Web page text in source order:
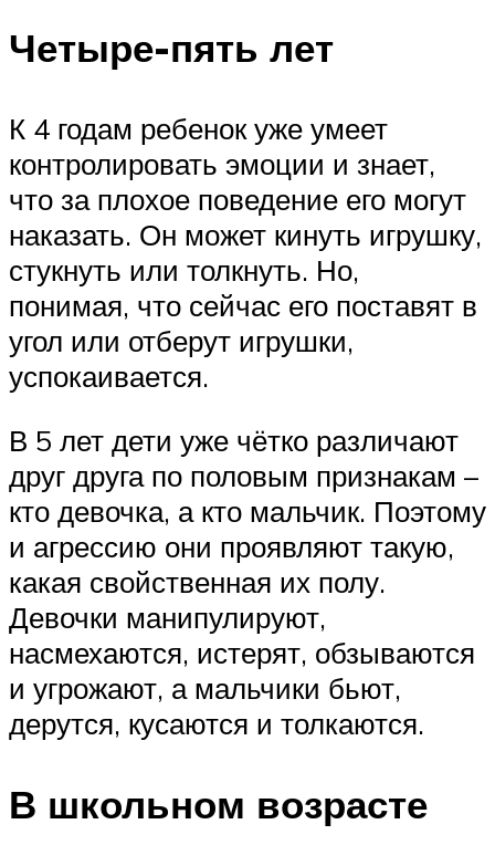
Четыре-пять лет
К 4 годам ребенок уже умеет
контролировать эмоции и знает,
что за плохое поведение его могут
наказать. Он может кинуть игрушку,
стукнуть или толкнуть. Но,
понимая, что сейчас его поставят в
угол или отберут игрушки,
успокаивается.
В 5 лет дети уже чётко различают
друг друга по половым признакам –
кто девочка, а кто мальчик. Поэтому
и агрессию они проявляют такую,
какая свойственная их полу.
Девочки манипулируют,
насмехаются, истерят, обзываются
и угрожают, а мальчики бьют,
дерутся, кусаются и толкаются.
В школьном возрасте